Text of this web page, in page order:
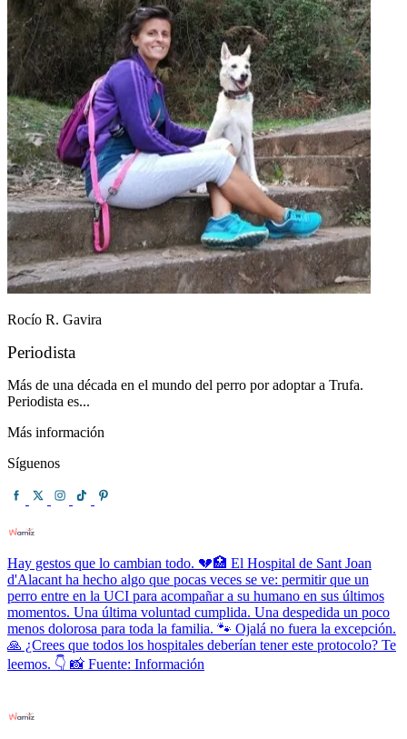
Rocío R. Gavira
Periodista
Más de una década en el mundo del perro por adoptar a Trufa.
Periodista es...
Más información
Síguenos
Hay gestos que lo cambian todo. 💔🏥 El Hospital de Sant Joan
d'Alacant ha hecho algo que pocas veces se ve: permitir que un
perro entre en la UCI para acompañar a su humano en sus últimos
momentos. Una última voluntad cumplida. Una despedida un poco
menos dolorosa para toda la familia. 🐾 Ojalá no fuera la excepción.
🙏 ¿Crees que todos los hospitales deberían tener este protocolo? Te
leemos. 👇 📸 Fuente: Información